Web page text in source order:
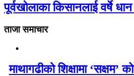
पूर्वखोलाका किसानलाई वर्षे
ताजा समाचार
माथागढीको शिक्षामा